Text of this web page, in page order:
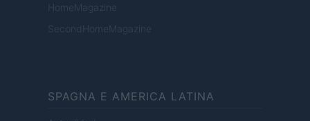
HomeMagazine
SecondHomeMagazine
SPAGNA E AMERICA LATINA